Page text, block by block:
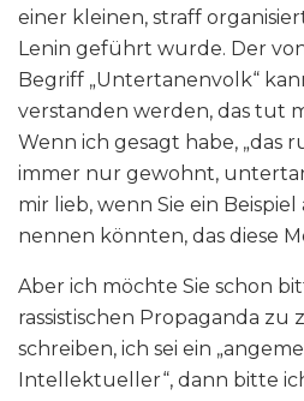
einer kleinen, straff
Lenin geführt wurde. Der
Begriff „Untertanenvolk“
verstanden werden, das tut
Wenn ich gesagt habe, „das
immer nur gewohnt,
mir lieb, wenn Sie ein
nennen könnten, das diese
Aber ich möchte Sie schon
rassistischen Propaganda zu
schreiben, ich sei ein
Intellektueller“, dann bitte